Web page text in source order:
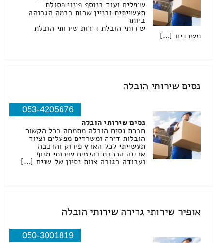
שופלים ועוד בנוסף פינוי פסולת
תעשייתית ובניין שרות ברמה הגבוהה
ביותר
שירותי הובלת דירות שירותי הובלת
משרדים […]
נסים שירותי הובלה
053-4205676
נסים שירותי הובלה
חברת נסים הובלה מתמחה בכל הקשור
הובלות דירה ומשרדים מפעלים וציוד
תעשייתי לכל הארץ פירוק והרכבה
אריזה הרכבת רהיטים שירותי מנוף
ועבודה בגובה צוות נסיון של שנים […]
אופיר שירותי גרירה שירותי הובלה
050-3001819